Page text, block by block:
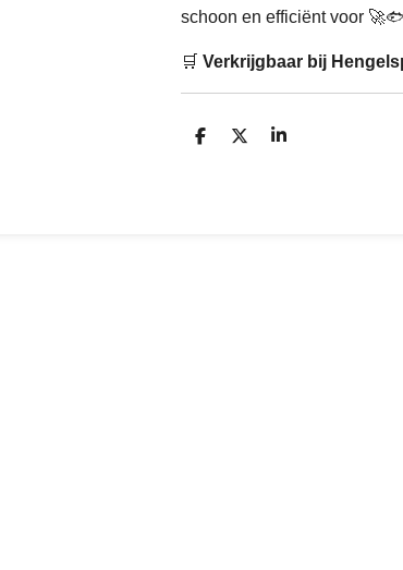
schoon en efficiënt voor
🛒 Verkrijgbaar bij
D
D
S